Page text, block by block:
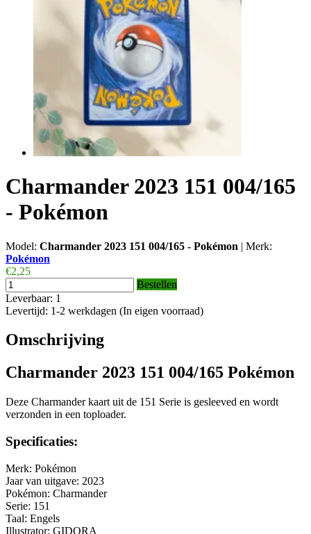
Charmander 2023 151 004/165
- Pokémon
Model: Charmander 2023 151 004/165 - Pokémon | Merk:
Pokémon
€2,25
Bestellen
Leverbaar: 1
Levertijd: 1-2 werkdagen (In eigen voorraad)
Omschrijving
Charmander 2023 151 004/165 Pokémon
Deze Charmander kaart uit de 151 Serie is gesleeved en wordt
verzonden in een toploader.
Specificaties:
Merk: Pokémon
Jaar van uitgave: 2023
Pokémon: Charmander
Serie: 151
Taal: Engels
Illustrator: GIDORA